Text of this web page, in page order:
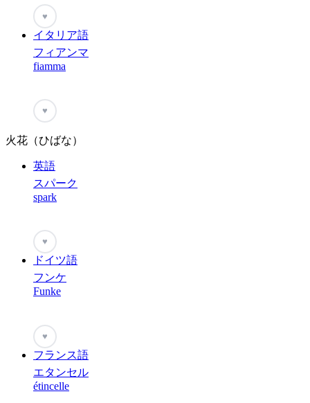
♥
イタリア語
フィアンマ
fiamma
♥
火花（ひばな）
英語
スパーク
spark
♥
ドイツ語
フンケ
Funke
♥
フランス語
エタンセル
étincelle